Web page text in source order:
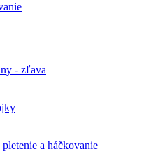
- zľava
a háčkovanie